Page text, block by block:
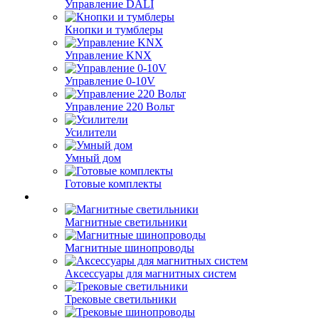
Управление DALI
Кнопки и тумблеры
Управление KNX
Управление 0-10V
Управление 220 Вольт
Усилители
Умный дом
Готовые комплекты
Магнитные светильники
Магнитные шинопроводы
Аксессуары для магнитных систем
Трековые светильники